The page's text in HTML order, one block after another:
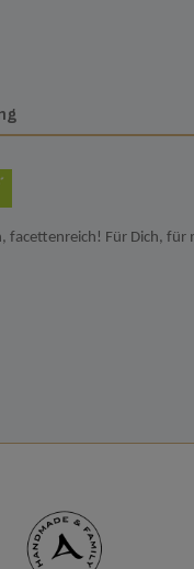
facettenreich! Für Dich, für